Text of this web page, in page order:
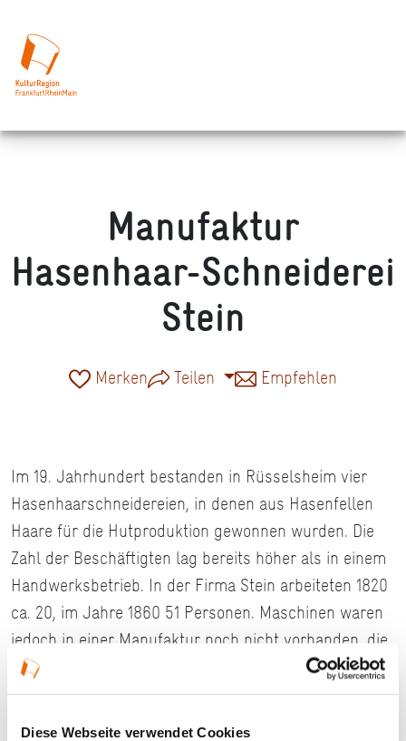
Diese Webseite verwendet Cookies
Manufaktur
Hasenhaar-Schneiderei
Stein
Merken Teilen Empfehlen
Im 19. Jahrhundert bestanden in Rüsselsheim vier
Hasenhaarschneidereien, in denen aus Hasenfellen
Haare für die Hutproduktion gewonnen wurden. Die
Zahl der Beschäftigten lag bereits höher als in einem
Handwerksbetrieb. In der Firma Stein arbeiteten 1820
ca. 20, im Jahre 1860 51 Personen. Maschinen waren
jedoch in einer Manufaktur noch nicht vorhanden, die
Arbeit wurde arbeitsteilig und per Hand ausgeführt.
Das erhaltene Gebäude der Firma Stein besaß
ursprünglich ein barockes Mansarddach. Ein